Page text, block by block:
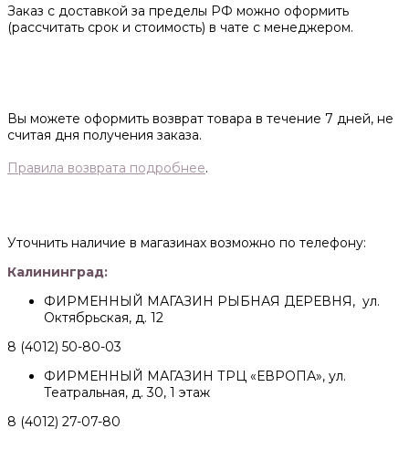
Заказ с доставкой за пределы РФ можно оформить
(рассчитать срок и стоимость) в чате с менеджером.
Вы можете оформить возврат товара в течение 7 дней, не
считая дня получения заказа.
Правила возврата подробнее.
Уточнить наличие в магазинах возможно по телефону:
Калининград:
ФИРМЕННЫЙ МАГАЗИН РЫБНАЯ ДЕРЕВНЯ, ул.
Октябрьская, д. 12
8 (4012) 50-80-03
ФИРМЕННЫЙ МАГАЗИН ТРЦ «ЕВРОПА», ул.
Театральная, д. 30, 1 этаж
8 (4012) 27-07-80